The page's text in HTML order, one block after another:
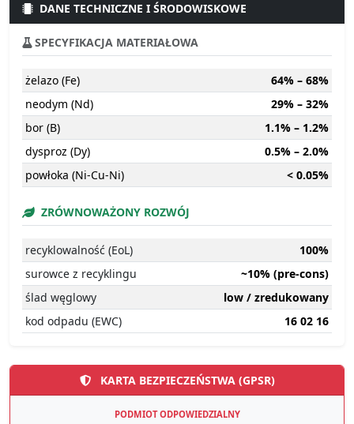
DANE TECHNICZNE I ŚRODOWISKOWE
SPECYFIKACJA MATERIAŁOWA
żelazo (Fe)
64% – 68%
neodym (Nd)
29% – 32%
bor (B)
1.1% – 1.2%
dysproz (Dy)
0.5% – 2.0%
powłoka (Ni-Cu-Ni)
< 0.05%
ZRÓWNOWAŻONY ROZWÓJ
recyklowalność (EoL)
100%
surowce z recyklingu
~10% (pre-cons)
ślad węglowy
low / zredukowany
kod odpadu (EWC)
16 02 16
KARTA BEZPIECZEŃSTWA (GPSR)
PODMIOT ODPOWIEDZIALNY